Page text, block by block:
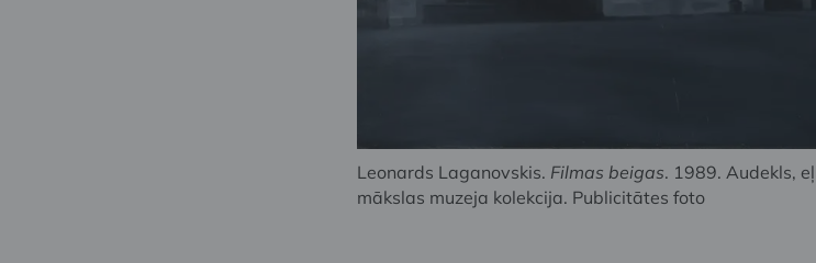
Leonards Laganovskis. Filmas beigas. 1989. Audekls,
mākslas muzeja kolekcija. Publicitātes foto